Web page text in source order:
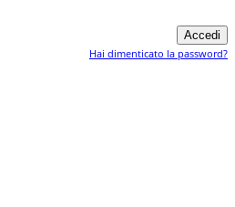
Hai dimenticato la password?